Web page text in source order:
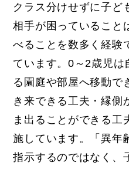
クラス分けせずに子ど
相手が困っていること
べることを数多く経験
ています。0～2歳児は
る園庭や部屋へ移動で
き来できる工夫・縁側
ま出ることができる工
施しています。「異年
指示するのではなく、